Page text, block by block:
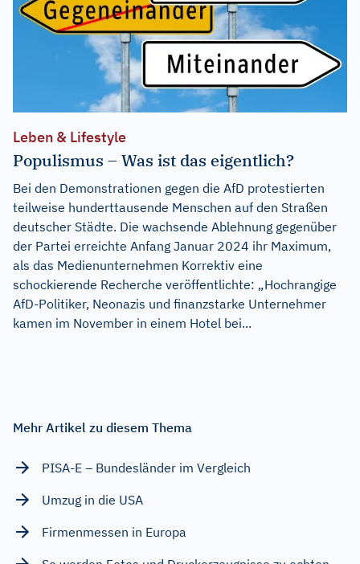
Leben & Lifestyle
Populismus – Was ist das eigentlich?
Bei den Demonstrationen gegen die AfD protestierten
teilweise hunderttausende Menschen auf den Straßen
deutscher Städte. Die wachsende Ablehnung gegenüber
der Partei erreichte Anfang Januar 2024 ihr Maximum,
als das Medienunternehmen Korrektiv eine
schockierende Recherche veröffentlichte: „Hochrangige
AfD-Politiker, Neonazis und finanzstarke Unternehmer
kamen im November in einem Hotel bei...
Mehr Artikel zu diesem Thema
PISA-E – Bundesländer im Vergleich
Umzug in die USA
Firmenmessen in Europa